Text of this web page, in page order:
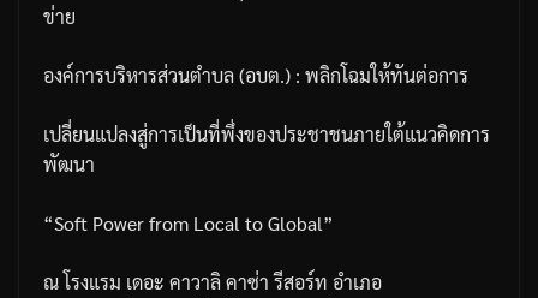
ข่าย
องค์การบริหารส่วนตำบล (อบต.) : พลิกโฉมให้ทันต่อการ
เปลี่ยนแปลงสู่การเป็นที่พึ่งของประชาชนภายใต้แนวคิดการ
พัฒนา
“Soft Power from Local to Global”
ณโรงแรม เดอะ คาวาลิ คาซ่า รีสอร์ท อำเภอ